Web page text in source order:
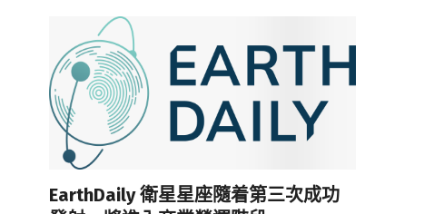
EarthDaily 衛星星座隨着第三次成功